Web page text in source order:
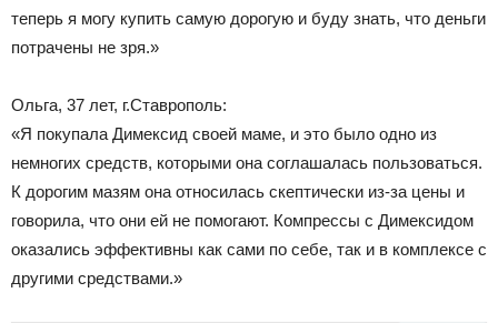
теперь я могу купить самую дорогую и буду знать, что деньги
потрачены не зря.»
Ольга, 37 лет, г.Ставрополь:
«Я покупала Димексид своей маме, и это было одно из
немногих средств, которыми она соглашалась пользоваться.
К дорогим мазям она относилась скептически из-за цены и
говорила, что они ей не помогают. Компрессы с Димексидом
оказались эффективны как сами по себе, так и в комплексе с
другими средствами.»